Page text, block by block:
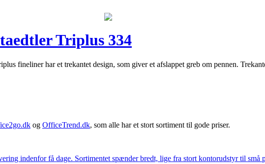
Triplus 334
fineliner har et trekantet design, som giver et afslappet greb om pennen.
og OfficeTrend.dk, som alle har et stort sortiment til gode priser.
indenfor få dage. Sortimentet spænder bredt, lige fra stort kontorudstyr til små